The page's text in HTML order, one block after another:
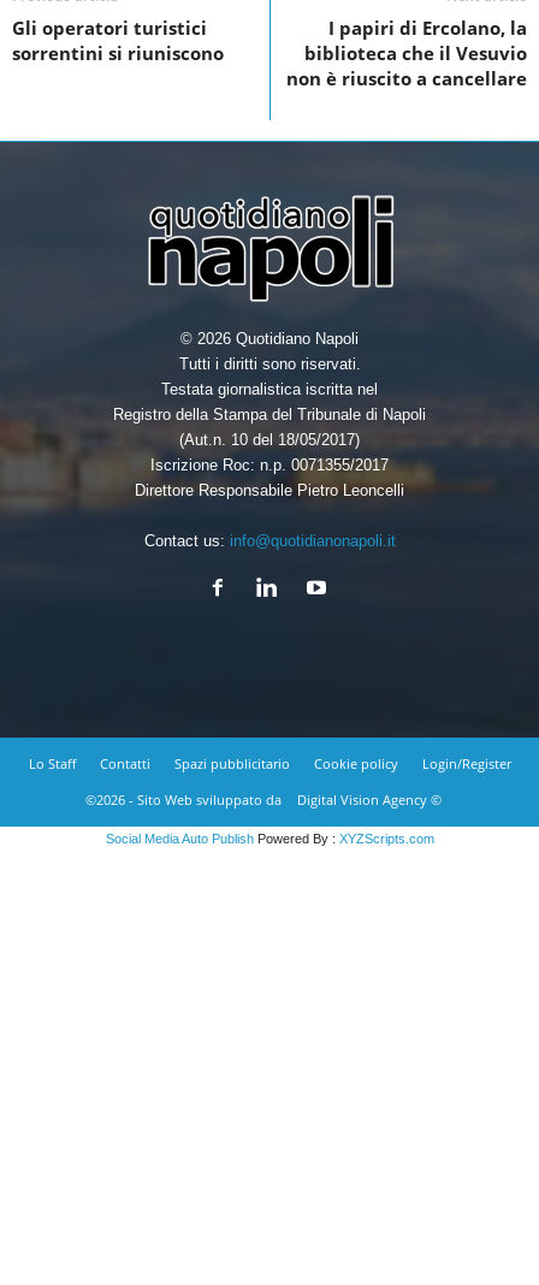
o
o
n
Gli operatori turistici
sorrentini si riuniscono
I papiri di Ercolano, la
biblioteca che il Vesuvio
non è riuscito a cancellare
© 2026 Quotidiano Napoli
Tutti i diritti sono riservati.
Testata giornalistica iscritta nel
Registro della Stampa del Tribunale di Napoli
(Aut.n. 10 del 18/05/2017)
Iscrizione Roc: n.p. 0071355/2017
Direttore Responsabile Pietro Leoncelli
Contact us: info@quotidianonapoli.it
Lo Staff Contatti Spazi pubblicitario Cookie policy
Login/Register
©2026 - Sito Web sviluppato da
Digital Vision Agency ©
Social Media Auto PublishPowered By : XYZScripts.com